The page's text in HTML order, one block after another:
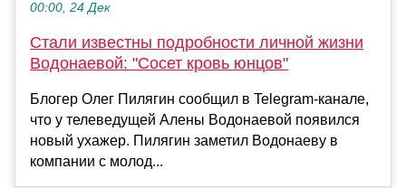
00:00, 24 Дек
Стали известны подробности личной жизни
Водонаевой: "Сосет кровь юнцов"
Блогер Олег Пилягин сообщил в Telegram-канале,
что у телеведущей Алены Водонаевой появился
новый ухажер. Пилягин заметил Водонаеву в
компании с молод...